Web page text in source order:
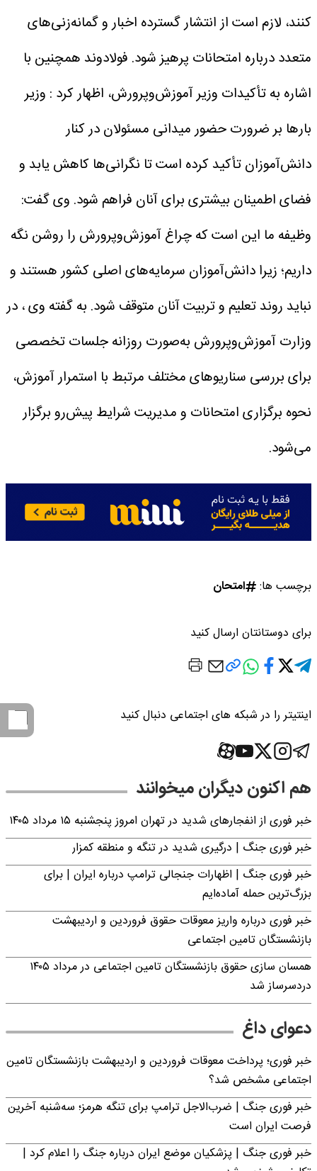
کنند، لازم است از انتشار گسترده اخبار و گمانه‌زنی‌های
متعدد درباره امتحانات پرهیز شود. فولادوند همچنین با
اشاره به تأکیدات وزیر آموزش‌وپرورش، اظهار کرد : وزیر
بارها بر ضرورت حضور میدانی مسئولان در کنار
دانش‌آموزان تأکید کرده است تا نگرانی‌ها کاهش یابد و
فضای اطمینان بیشتری برای آنان فراهم شود. وی گفت:
وظیفه ما این است که چراغ آموزش‌وپرورش را روشن نگه
داریم؛ زیرا دانش‌آموزان سرمایه‌های اصلی کشور هستند و
نباید روند تعلیم و تربیت آنان متوقف شود. به گفته وی ، در
وزارت آموزش‌وپرورش به‌صورت روزانه جلسات تخصصی
برای بررسی سناریوهای مختلف مرتبط با استمرار آموزش،
نحوه برگزاری امتحانات و مدیریت شرایط پیش‌رو برگزار
می‌شود.
برچسب ها: امتحان
برای دوستانتان ارسال کنید
اینتیتر را در شبکه های اجتماعی دنبال کنید
هم اکنون دیگران میخوانند
خبر فوری از انفجارهای شدید در تهران امروز پنجشنبه ۱۵ مرداد ۱۴۰۵
خبر فوری جنگ | درگیری شدید در تنگه و منطقه کمزار
خبر فوری جنگ | اظهارات جنجالی ترامپ درباره ایران | برای
بزرگ‌ترین حمله آماده‌ایم
خبر فوری درباره واریز معوقات حقوق فروردین و اردیبهشت
بازنشستگان تامین اجتماعی
همسان سازی حقوق بازنشستگان تامین اجتماعی در مرداد ۱۴۰۵
دردسرساز شد
دعوای داغ
خبر فوری؛ پرداخت معوقات فروردین و اردیبهشت بازنشستگان تامین
اجتماعی مشخص شد؟
خبر فوری جنگ | ضرب‌الاجل ترامپ برای تنگه هرمز؛ سه‌شنبه آخرین
فرصت ایران است
خبر فوری جنگ | پزشکیان موضع ایران درباره جنگ را اعلام کرد |